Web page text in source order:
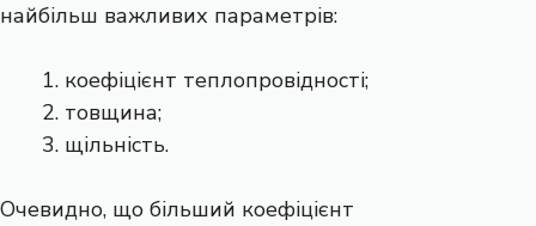
найбільш важливих параметрів:
коефіцієнт теплопровідності;
товщина;
щільність.
Очевидно, що більший коефіцієнт